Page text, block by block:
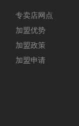
专卖店网点
加盟优势
加盟政策
加盟申请